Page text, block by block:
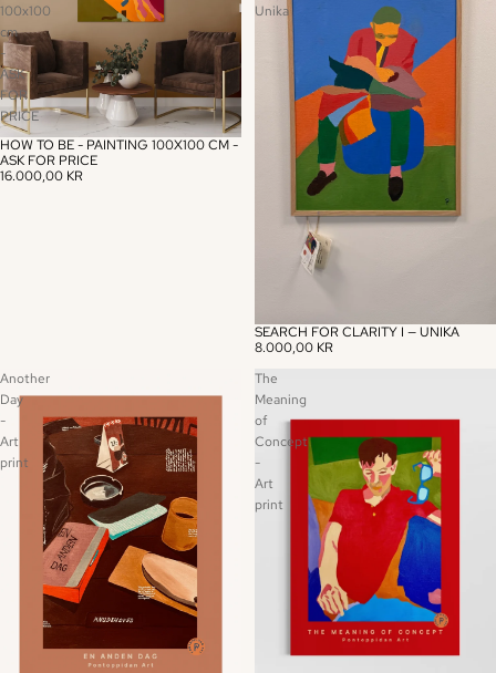
100x100
cm
-
ASK
FOR
PRICE
HOW TO BE - PAINTING 100X100 CM -
ASK FOR PRICE
16.000,00 KR
Unika
SEARCH FOR CLARITY I — UNIKA
8.000,00 KR
Another
Day
-
Art
print
The
Meaning
of
Concept
-
Art
print